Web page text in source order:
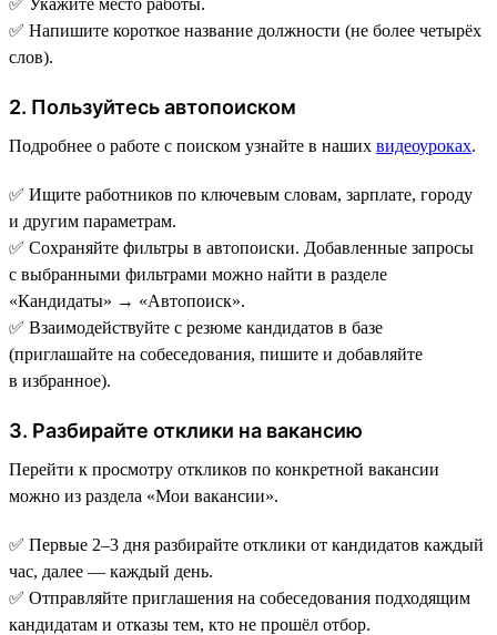
✅ Напишите короткое название должности (не более четырёх
слов).
2. Пользуйтесь автопоиском
Подробнее о работе с поиском узнайте в наших видеоуроках.
✅ Ищите работников по ключевым словам, зарплате, городу
и другим параметрам.
✅ Сохраняйте фильтры в автопоиски. Добавленные запросы
с выбранными фильтрами можно найти в разделе
«Кандидаты» → «Автопоиск».
✅ Взаимодействуйте с резюме кандидатов в базе
(приглашайте на собеседования, пишите и добавляйте
в избранное).
3. Разбирайте отклики на вакансию
Перейти к просмотру откликов по конкретной вакансии
можно из раздела «Мои вакансии».
✅ Первые 2–3 дня разбирайте отклики от кандидатов каждый
час, далее — каждый день.
✅ Отправляйте приглашения на собеседования подходящим
кандидатам и отказы тем, кто не прошёл отбор.